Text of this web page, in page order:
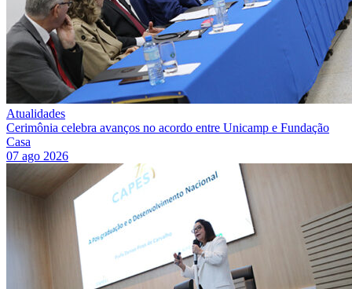
Atualidades
Cerimônia celebra avanços no acordo entre Unicamp e Fundação
Casa
07 ago 2026